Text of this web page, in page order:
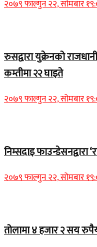
२०७९ फाल्गुन २२, सोमबार
रुसद्वारा युक्रेनको
कम्तीमा २२ घाइते
२०७९ फाल्गुन २२, सोमबार
निम्सदाइ फाउन्डेसनद्वारा
२०७९ फाल्गुन २२, सोमबार
तोलामा ४ हजार २ सय